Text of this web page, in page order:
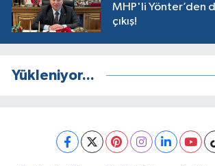
MHP'li Yönter’den
çıkış!
Yükleniyor...